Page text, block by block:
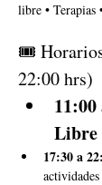
libre • Terapias
🎟️
22:00 hrs)
Libre
17:30 a